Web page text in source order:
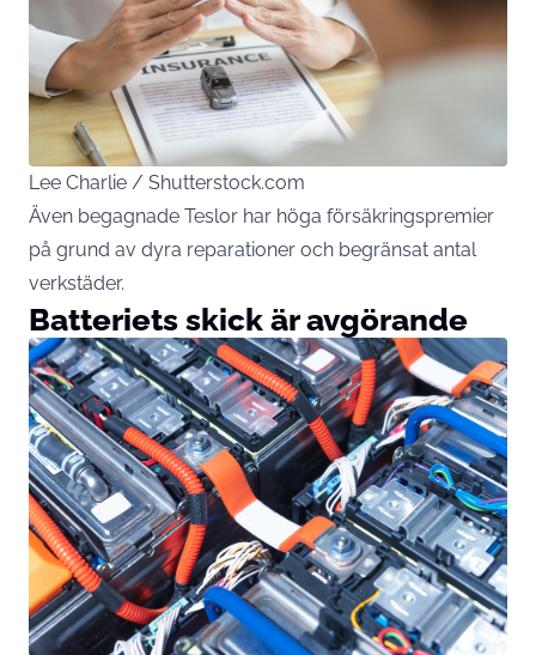
Lee Charlie / Shutterstock.com
Även begagnade Teslor har höga försäkringspremier
på grund av dyra reparationer och begränsat antal
verkstäder.
Batteriets skick är avgörande